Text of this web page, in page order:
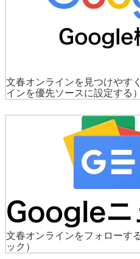
文春オンラインを見つけやす
インを優先ソースに設定する）
文春オンラインをフォローす
ック）